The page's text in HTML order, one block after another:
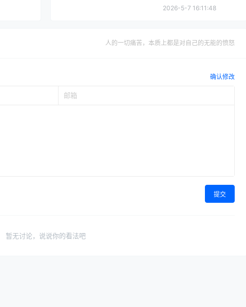
2026-5-7 16:11:48
人的一切痛苦，本质上都是对自己的无能的愤怒
确认修改
提交
暂无讨论，说说你的看法吧